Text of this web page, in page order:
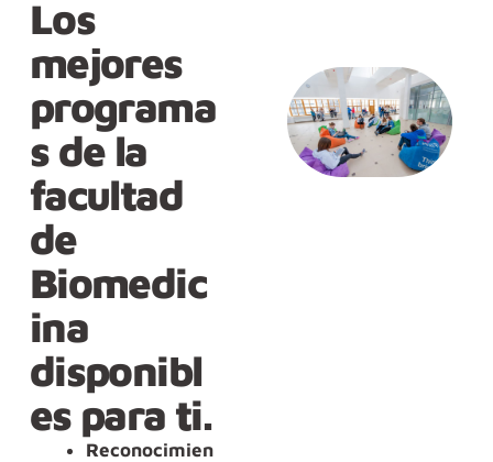
Los
mejores
programa
s de la
facultad
de
Biomedic
ina
disponibl
es para ti.
Reconocimien